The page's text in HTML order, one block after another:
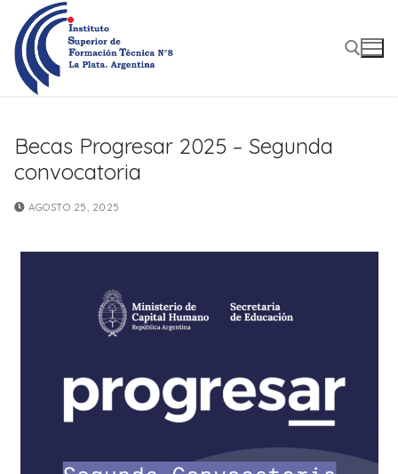
contenido
Becas Progresar 2025 – Segunda
convocatoria
AGOSTO 25, 2025